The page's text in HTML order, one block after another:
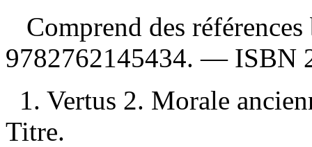
Comprend des
9782762145434. — ISBN
1. Vertus 2. Morale
Titre.